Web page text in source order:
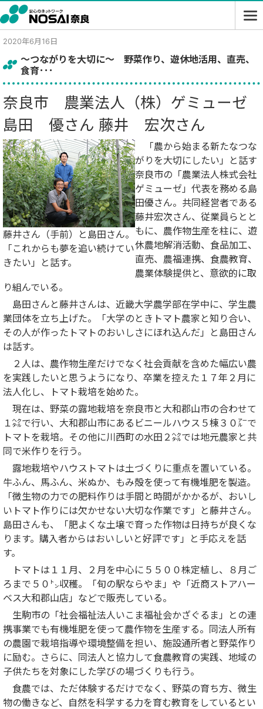
2020年6月16日
～つながりを大切に～ 野菜作り、遊休地活用、直売、
食育･･･
奈良市 農業法人（株）ゲミューゼ
島田 優さん 藤井 宏次さん
藤井さん（手前）と島田さん。
「これからも夢を追い続けてい
きたい」と話す。
「農から始まる新たなつな
がりを大切にしたい」と話す
奈良市の「農業法人株式会社
ゲミューゼ」代表を務める島
田優さん。共同経営者である
藤井宏次さん、従業員らとと
もに、農作物生産を柱に、遊
休農地解消活動、食品加工、
直売、農福連携、食農教育、
農業体験提供と、意欲的に取
り組んでいる。
島田さんと藤井さんは、近畿大学農学部在学中に、学生農
業団体を立ち上げた。「大学のときトマト農家と知り合い、
その人が作ったトマトのおいしさにほれ込んだ」と島田さん
は話す。
２人は、農作物生産だけでなく社会貢献を含めた幅広い農
を実践したいと思うようになり、卒業を控えた１７年２月に
法人化し、トマト栽培を始めた。
現在は、野菜の露地栽培を奈良市と大和郡山市の合わせて
１㌶で行い、大和郡山市にあるビニールハウス５棟３０㌃で
トマトを栽培。その他に川西町の水田２㌶では地元農家と共
同で米作りを行う。
露地栽培やハウストマトは土づくりに重点を置いている。
牛ふん、馬ふん、米ぬか、もみ殻を使って有機堆肥を製造。
「微生物の力での肥料作りは手間と時間がかかるが、おいし
いトマト作りには欠かせない大切な作業です」と藤井さん。
島田さんも、「肥よくな土壌で育った作物は日持ちが良くな
ります。購入者からはおいしいと好評です」と手応えを話
す。
トマトは１１月、２月を中心に５５００株定植し、８月ご
ろまで５０㌧収穫。「旬の駅ならやま」や「近商ストアハー
ベス大和郡山店」などで販売している。
生駒市の「社会福祉法人いこま福祉会かざぐるま」との連
携事業でも有機堆肥を使って農作物を生産する。同法人所有
の農園で栽培指導や環境整備を担い、施設通所者と野菜作り
に励む。さらに、同法人と協力して食農教育の実践、地域の
子供たちを対象にした学びの場づくりも行う。
食農では、ただ体験するだけでなく、野菜の育ち方、微生
物の働きなど、自然を科学する力を育む教育をしているとい